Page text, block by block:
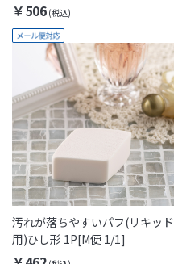
￥506
汚れが落ちやすいパフ(リキッド
用)ひし形 1P[M便 1/1]